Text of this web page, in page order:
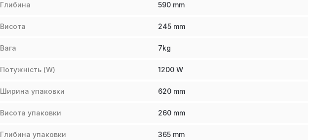
Глибина 590 mm
Висота 245 mm
Вага 7kg
Потужність (W) 1200 W
Ширина упаковки 620 mm
Висота упаковки 260 mm
Глибина упаковки 365 mm